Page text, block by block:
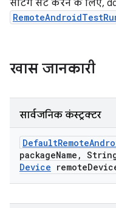
सेटिंग सेट करने के लिए,
खास जानकारी
सार्वजनिक कंस्ट्रक्टर
DefaultRemote
packageName ,
Device remote